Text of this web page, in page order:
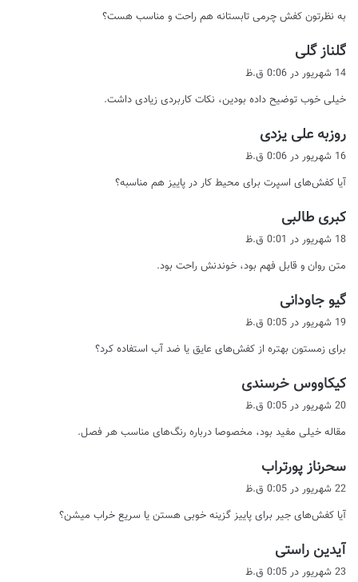
:
به نظرتون کفش چرمی تابستانه هم راحت و مناسب هست؟
گلناز گلی
:
14 شهریور در 0:06 ق.ظ
خیلی خوب توضیح داده بودین، نکات کاربردی زیادی داشت.
روزبه علی یزدی
ف
:
16 شهریور در 0:06 ق.ظ
آیا کفش‌های اسپرت برای محیط کار در پاییز هم مناسبه؟
کبری طالبی
ف
:
18 شهریور در 0:01 ق.ظ
متن روان و قابل فهم بود، خوندنش راحت بود.
گیو جاودانی
ف
:
19 شهریور در 0:05 ق.ظ
برای زمستون بهتره از کفش‌های عایق یا ضد آب استفاده کرد؟
کیکاووس خرسندی
:
20 شهریور در 0:05 ق.ظ
مقاله خیلی مفید بود، مخصوصا درباره رنگ‌های مناسب هر فصل.
سحرناز پورتراب
ف
:
22 شهریور در 0:05 ق.ظ
آیا کفش‌های جیر برای پاییز گزینه خوبی هستن یا سریع خراب میشن؟
آیدین راستی
ف
23 شهریور در 0:05 ق.ظ